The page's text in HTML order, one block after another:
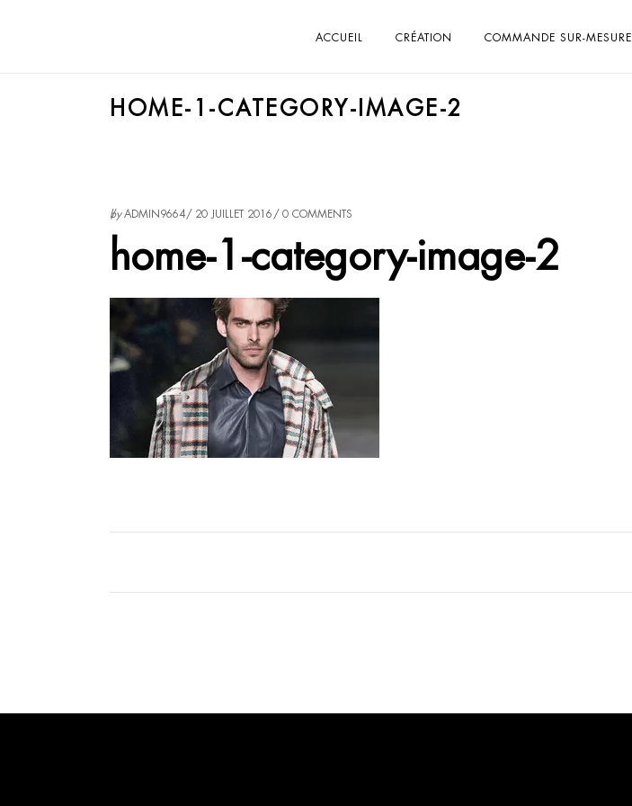
ACCUEIL CRÉATION COMMANDE SUR-MESURE
HOME-1-CATEGORY-IMAGE-2
byADMIN9664 20 JUILLET 2016 0 COMMENTS
home-1-category-image-2